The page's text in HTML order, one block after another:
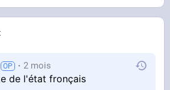
2 mois
de l'état fronçais